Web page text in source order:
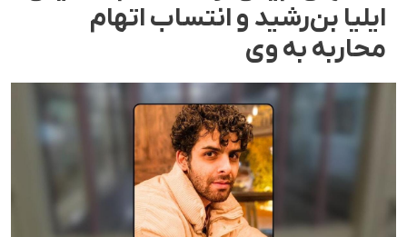
ایلیا بن‌رشید و انتساب اتهام
محاربه به وی